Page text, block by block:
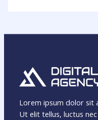
Lorem ipsum dolor sit
Ut elit tellus, luctus